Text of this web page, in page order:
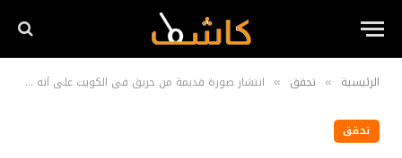
الرئيسية » تحقق » انتشار صورة قديمة من حريق في الكويت على أنه في ميناء اللاذقية في سوريا
تحقق